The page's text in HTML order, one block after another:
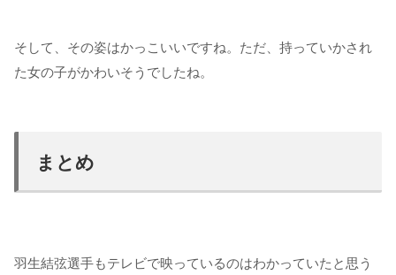
そして、その姿はかっこいいですね。ただ、持っていかされ
た女の子がかわいそうでしたね。
まとめ
羽生結弦選手もテレビで映っているのはわかっていたと思う